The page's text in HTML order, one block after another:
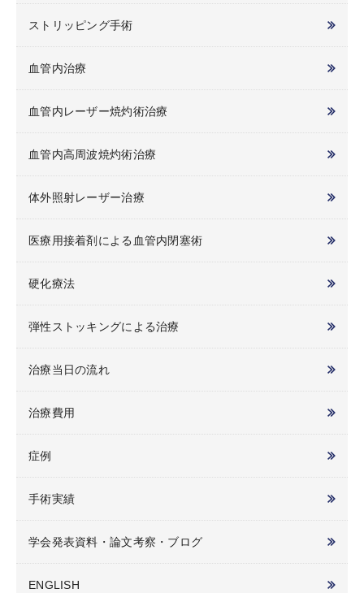
ストリッピング手術
血管内治療
血管内レーザー焼灼術治療
血管内高周波焼灼術治療
体外照射レーザー治療
医療用接着剤による血管内閉塞術
硬化療法
弾性ストッキングによる治療
治療当日の流れ
治療費用
症例
手術実績
学会発表資料・論文考察・ブログ
ENGLISH